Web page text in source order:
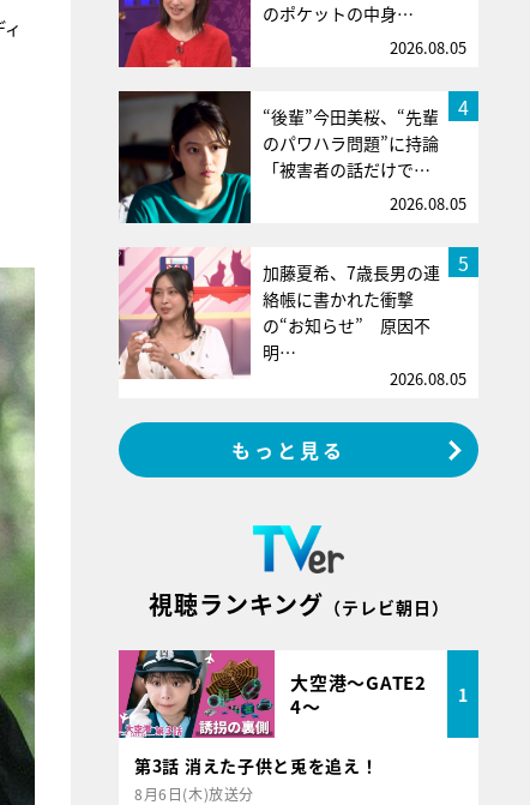
のポケットの中身…
2026.08.05
4
“後輩”今田美桜、“先輩
のパワハラ問題”に持論
「被害者の話だけで…
2026.08.05
5
加藤夏希、7歳長男の連
絡帳に書かれた衝撃
の“お知らせ” 原因不
明…
2026.08.05
もっと見る
視聴ランキング （テレビ朝日）
大空港～GATE2
4～
1
第3話 消えた子供と兎を追え！
8月6日(木)放送分